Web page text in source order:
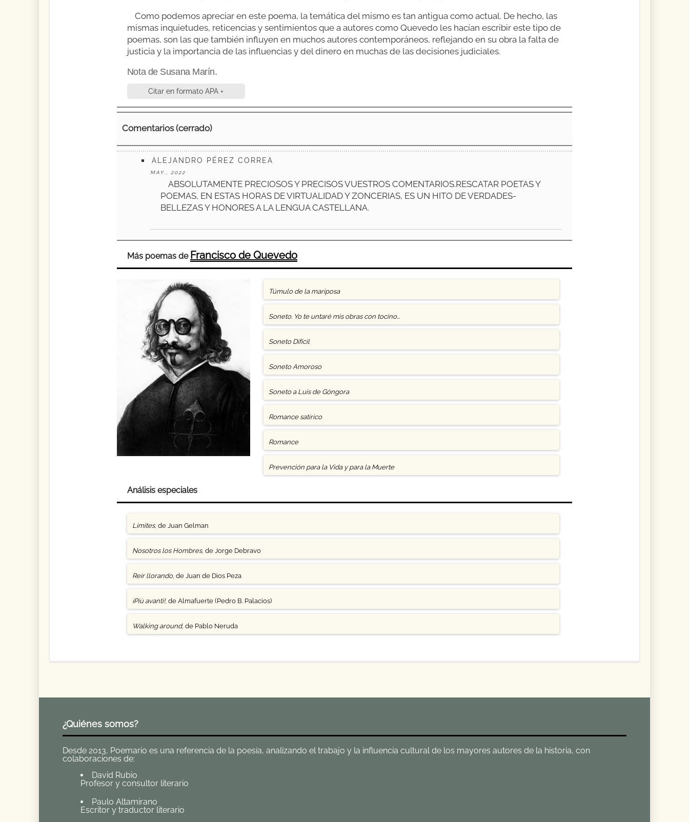
Como podemos apreciar en este poema, la temática del mismo es tan antigua como actual. De hecho, las
mismas inquietudes, reticencias y sentimientos que a autores como Quevedo les hacían escribir este tipo de
poemas, son las que también influyen en muchos autores contemporáneos, reflejando en su obra la falta de
justicia y la importancia de las influencias y del dinero en muchas de las decisiones judiciales.
Nota de Susana Marín.
Citar en formato APA +
Comentarios (cerrado)
ALEJANDRO PÉREZ CORREA
MAY., 2022
ABSOLUTAMENTE PRECIOSOS Y PRECISOS VUESTROS COMENTARIOS.RESCATAR POETAS Y
POEMAS, EN ESTAS HORAS DE VIRTUALIDAD Y ZONCERIAS, ES UN HITO DE VERDADES-
BELLEZAS Y HONORES A LA LENGUA CASTELLANA.
Más poemas de Francisco de Quevedo
Túmulo de la mariposa
Soneto. Yo te untaré mis obras con tocino…
Soneto Difícil
Soneto Amoroso
Soneto a Luis de Góngora
Romance satírico
Romance
Prevención para la Vida y para la Muerte
Análisis especiales
Límites, de Juan Gelman
Nosotros los Hombres, de Jorge Debravo
Reír llorando, de Juan de Dios Peza
¡Più avanti!, de Almafuerte (Pedro B. Palacios)
Walking around, de Pablo Neruda
¿Quiénes somos?
Desde 2013, Poemario es una referencia de la poesía, analizando el trabajo y la influencia cultural de los mayores autores de la historia, con
colaboraciones de:
David Rubio
Profesor y consultor literario
Paulo Altamirano
Escritor y traductor literario